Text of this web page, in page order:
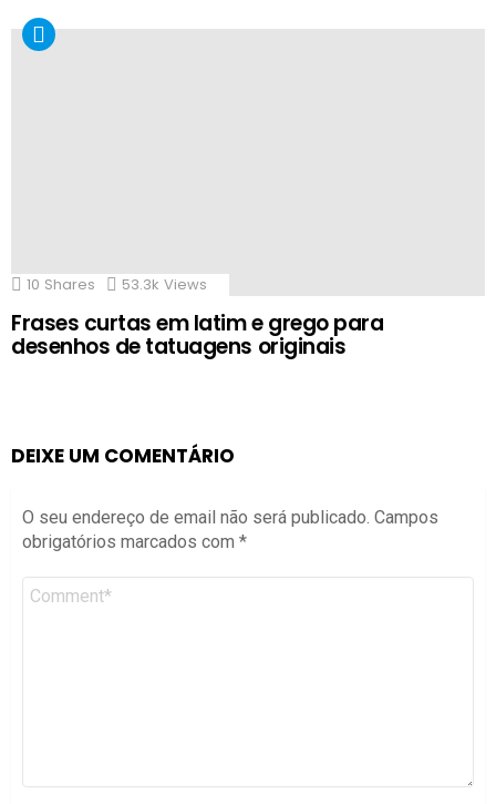
10 Shares 53.3k Views
Frases curtas em latim e grego para
desenhos de tatuagens originais
DEIXE UM COMENTÁRIO
O seu endereço de email não será publicado. Campos
obrigatórios marcados com *
Comentário